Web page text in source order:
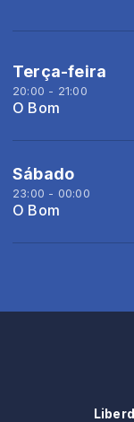
Terça-feira
20:00 - 21:00
O Bom
Sábado
23:00 - 00:00
O Bom